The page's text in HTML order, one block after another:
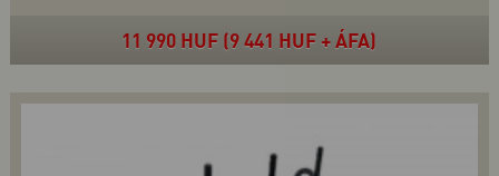
11 990 HUF (9 441 HUF + ÁFA)